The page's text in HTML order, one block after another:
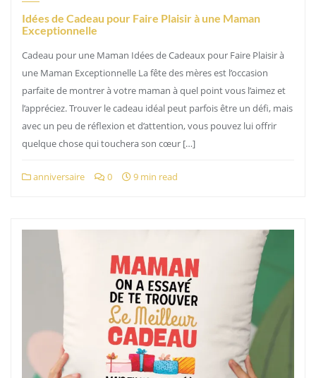
Idées de Cadeau pour Faire Plaisir à une Maman
Exceptionnelle
Cadeau pour une Maman Idées de Cadeaux pour Faire Plaisir à
une Maman Exceptionnelle La fête des mères est l’occasion
parfaite de montrer à votre maman à quel point vous l’aimez et
l’appréciez. Trouver le cadeau idéal peut parfois être un défi, mais
avec un peu de réflexion et d’attention, vous pouvez lui offrir
quelque chose qui touchera son cœur […]
anniversaire 0 9 min read